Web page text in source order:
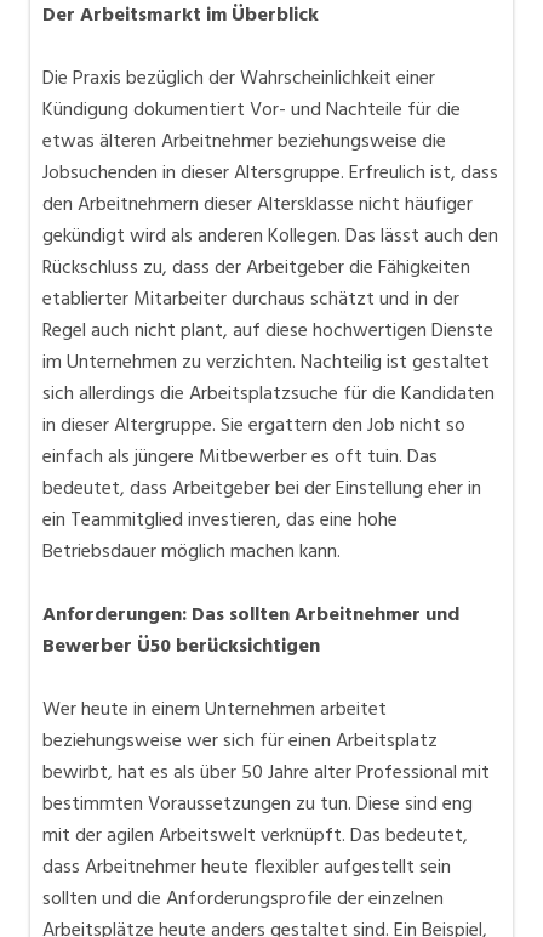
Der Arbeitsmarkt im Überblick
Die Praxis bezüglich der Wahrscheinlichkeit einer
Kündigung dokumentiert Vor- und Nachteile für die
etwas älteren Arbeitnehmer beziehungsweise die
Jobsuchenden in dieser Altersgruppe. Erfreulich ist, dass
den Arbeitnehmern dieser Altersklasse nicht häufiger
gekündigt wird als anderen Kollegen. Das lässt auch den
Rückschluss zu, dass der Arbeitgeber die Fähigkeiten
etablierter Mitarbeiter durchaus schätzt und in der
Regel auch nicht plant, auf diese hochwertigen Dienste
im Unternehmen zu verzichten. Nachteilig ist gestaltet
sich allerdings die Arbeitsplatzsuche für die Kandidaten
in dieser Altergruppe. Sie ergattern den Job nicht so
einfach als jüngere Mitbewerber es oft tuin. Das
bedeutet, dass Arbeitgeber bei der Einstellung eher in
ein Teammitglied investieren, das eine hohe
Betriebsdauer möglich machen kann.
Anforderungen: Das sollten Arbeitnehmer und
Bewerber Ü50 berücksichtigen
Wer heute in einem Unternehmen arbeitet
beziehungsweise wer sich für einen Arbeitsplatz
bewirbt, hat es als über 50 Jahre alter Professional mit
bestimmten Voraussetzungen zu tun. Diese sind eng
mit der agilen Arbeitswelt verknüpft. Das bedeutet,
dass Arbeitnehmer heute flexibler aufgestellt sein
sollten und die Anforderungsprofile der einzelnen
Arbeitsplätze heute anders gestaltet sind. Ein Beispiel,